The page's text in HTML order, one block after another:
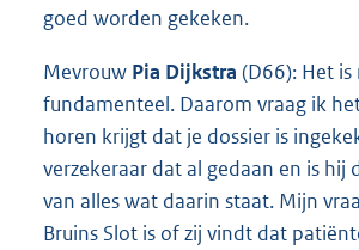
goed worden gekeken.
Mevrouw Pia Dijkstra (D66): Het is
fundamenteel. Daarom vraag ik
horen krijgt dat je dossier is
verzekeraar dat al gedaan en is hij
van alles wat daarin staat. Mijn
Bruins Slot is of zij vindt dat